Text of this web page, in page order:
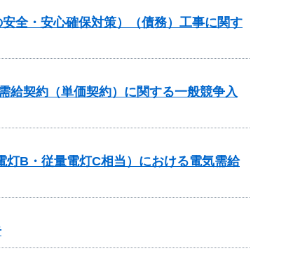
全・安心確保対策）（債務）工事に関す
給契約（単価契約）に関する一般競争入
B・従量電灯C相当）における電気需給